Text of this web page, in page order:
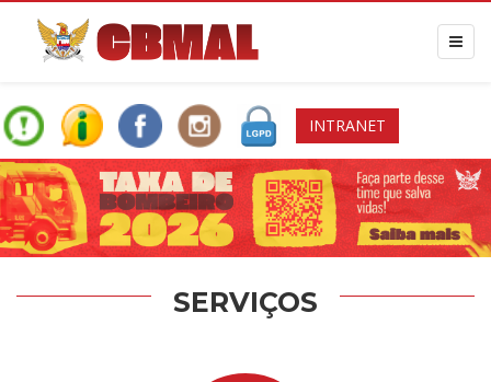
INTRANET
SERVIÇOS